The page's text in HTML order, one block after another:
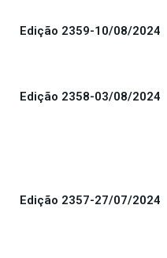
Edição 2359-10/08/2024
Edição 2358-03/08/2024
Edição 2357-27/07/2024